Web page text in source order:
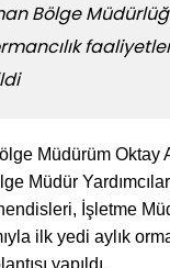
Bölge
Müdürüm Oktay
Müdür
İşletme
ilk yedi aylık